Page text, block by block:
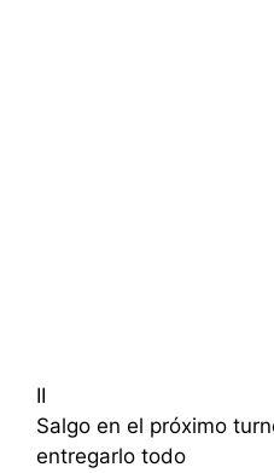
II
Salgo en el próximo
entregarlo todo